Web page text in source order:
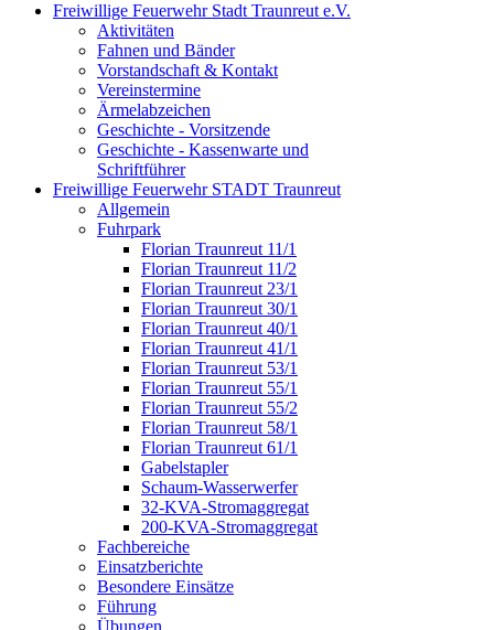
Freiwillige Feuerwehr Stadt Traunreut e.V.
Aktivitäten
Fahnen und Bänder
Vorstandschaft & Kontakt
Vereinstermine
Ärmelabzeichen
Geschichte - Vorsitzende
Geschichte - Kassenwarte und
Schriftführer
Freiwillige Feuerwehr STADT Traunreut
Allgemein
Fuhrpark
Florian Traunreut 11/1
Florian Traunreut 11/2
Florian Traunreut 23/1
Florian Traunreut 30/1
Florian Traunreut 40/1
Florian Traunreut 41/1
Florian Traunreut 53/1
Florian Traunreut 55/1
Florian Traunreut 55/2
Florian Traunreut 58/1
Florian Traunreut 61/1
Gabelstapler
Schaum-Wasserwerfer
32-KVA-Stromaggregat
200-KVA-Stromaggregat
Fachbereiche
Einsatzberichte
Besondere Einsätze
Führung
Übungen